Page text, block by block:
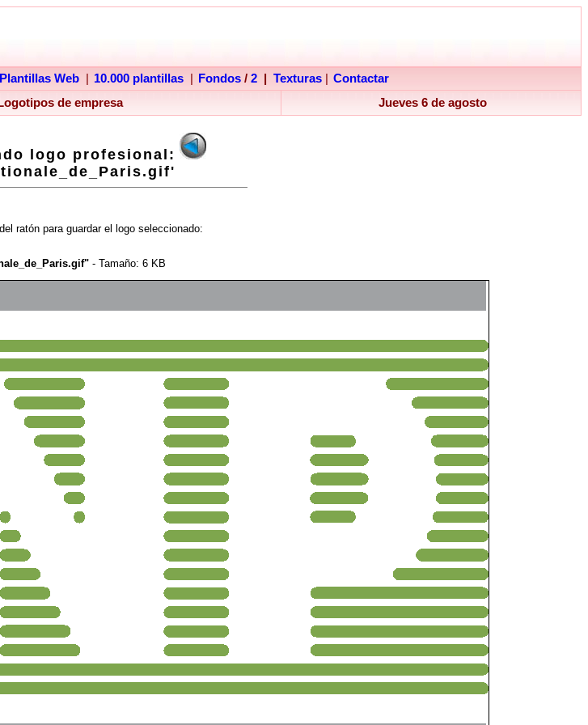
Plantillas Web 10.000 plantillas Fondos / 2 Texturas
Contactar
de empresa Jueves 6 de agosto
logo profesional:
ratón para guardar el logo seleccionado:
- Tamaño: 6 KB